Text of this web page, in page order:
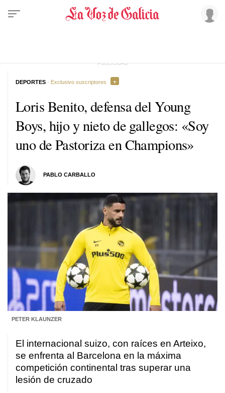
Loris Benito, defensa del Young
Boys, hijo y nieto de gallegos: «Soy
uno de Pastoriza en Champions»
PABLO CARBALLO
DEPORTES · Exclusivo suscriptores
PETER KLAUNZER
El internacional suizo, con raíces en Arteixo,
se enfrenta al Barcelona en la máxima
competición continental tras superar una
lesión de cruzado